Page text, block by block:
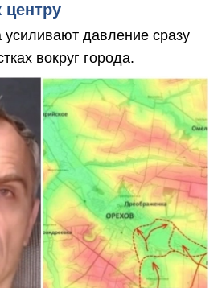
центру
усиливают давление сразу
вокруг города.